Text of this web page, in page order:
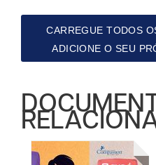
CARREGUE TODOS
ADICIONE O SEU